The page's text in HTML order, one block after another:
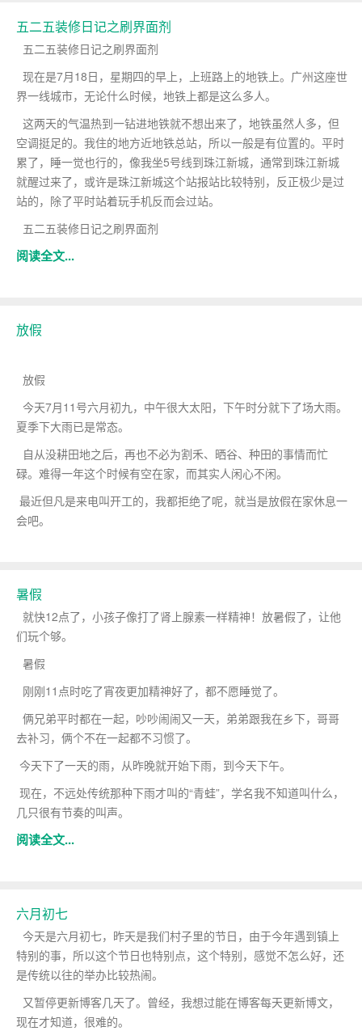
五二五装修日记之刷界面剂
五二五装修日记之刷界面剂
现在是7月18日，星期四的早上，上班路上的地铁上。广州这座世
界一线城市，无论什么时候，地铁上都是这么多人。
这两天的气温热到一钻进地铁就不想出来了，地铁虽然人多，但
空调挺足的。我住的地方近地铁总站，所以一般是有位置的。平时
累了，睡一觉也行的，像我坐5号线到珠江新城，通常到珠江新城
就醒过来了，或许是珠江新城这个站报站比较特别，反正极少是过
站的，除了平时站着玩手机反而会过站。
五二五装修日记之刷界面剂
阅读全文...
放假
放假
今天7月11号六月初九，中午很大太阳，下午时分就下了场大雨。
夏季下大雨已是常态。
自从没耕田地之后，再也不必为割禾、晒谷、种田的事情而忙
碌。难得一年这个时候有空在家，而其实人闲心不闲。
最近但凡是来电叫开工的，我都拒绝了呢，就当是放假在家休息一
会吧。
暑假
就快12点了，小孩子像打了肾上腺素一样精神！放暑假了，让他
们玩个够。
暑假
刚刚11点时吃了宵夜更加精神好了，都不愿睡觉了。
俩兄弟平时都在一起，吵吵闹闹又一天，弟弟跟我在乡下，哥哥
去补习，俩个不在一起都不习惯了。
今天下了一天的雨，从昨晚就开始下雨，到今天下午。
现在，不远处传统那种下雨才叫的“青蛙”，学名我不知道叫什么，
几只很有节奏的叫声。
阅读全文...
六月初七
今天是六月初七，昨天是我们村子里的节日，由于今年遇到镇上
特别的事，所以这个节日也特别点，这个特别，感觉不怎么好，还
是传统以往的举办比较热闹。
又暂停更新博客几天了。曾经，我想过能在博客每天更新博文，
现在才知道，很难的。